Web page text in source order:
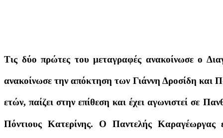
Τις δύο πρώτες του μεταγραφές ανακοίνωσε ο
ανακοίνωσε την απόκτηση των Γιάννη Δροσίδη και
ετών, παίζει στην επίθεση και έχει αγωνιστεί σε
Πόντιους Κατερίνης. Ο Παντελής Καραγέωργας